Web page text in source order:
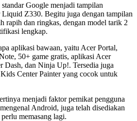
Google menjadi tampilan
Liquid Z330. Begitu juga dengan tampilan
rapih dan ringkas, dengan model tarik 2
lengkap.
aplikasi bawaan, yaitu Acer Portal,
50+ game gratis, aplikasi Acer
dan Ninja Up!. Tersedia juga
Center Painter yang cocok untuk
menjadi faktor pemikat pengguna
Android, juga telah disediakan
memasang lagi.